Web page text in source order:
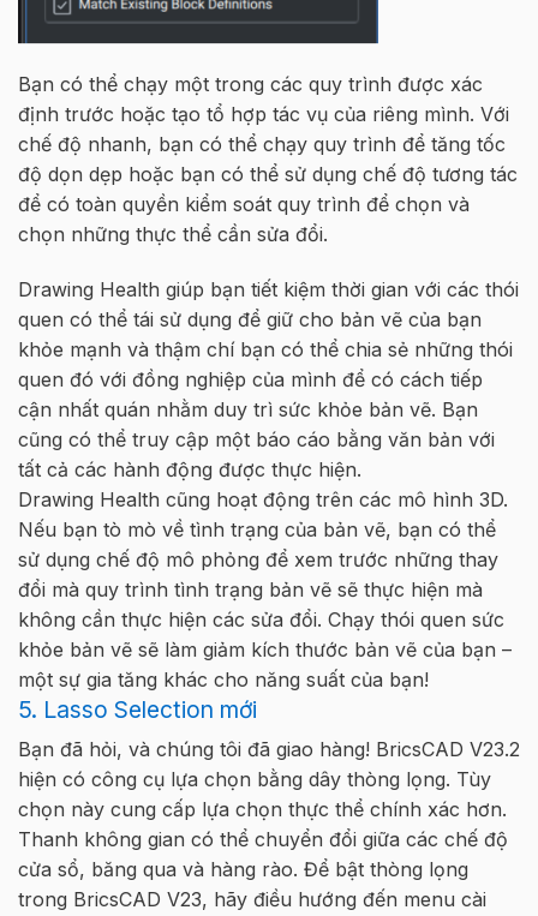
Bạn có thể chạy một trong các quy trình được xác
định trước hoặc tạo tổ hợp tác vụ của riêng mình. Với
chế độ nhanh, bạn có thể chạy quy trình để tăng tốc
độ dọn dẹp hoặc bạn có thể sử dụng chế độ tương tác
để có toàn quyền kiểm soát quy trình để chọn và
chọn những thực thể cần sửa đổi.
Drawing Health giúp bạn tiết kiệm thời gian với các thói
quen có thể tái sử dụng để giữ cho bản vẽ của bạn
khỏe mạnh và thậm chí bạn có thể chia sẻ những thói
quen đó với đồng nghiệp của mình để có cách tiếp
cận nhất quán nhằm duy trì sức khỏe bản vẽ. Bạn
cũng có thể truy cập một báo cáo bằng văn bản với
tất cả các hành động được thực hiện.
Drawing Health cũng hoạt động trên các mô hình 3D.
Nếu bạn tò mò về tình trạng của bản vẽ, bạn có thể
sử dụng chế độ mô phỏng để xem trước những thay
đổi mà quy trình tình trạng bản vẽ sẽ thực hiện mà
không cần thực hiện các sửa đổi. Chạy thói quen sức
khỏe bản vẽ sẽ làm giảm kích thước bản vẽ của bạn –
một sự gia tăng khác cho năng suất của bạn!
5. Lasso Selection mới
Bạn đã hỏi, và chúng tôi đã giao hàng! BricsCAD V23.2
hiện có công cụ lựa chọn bằng dây thòng lọng. Tùy
chọn này cung cấp lựa chọn thực thể chính xác hơn.
Thanh không gian có thể chuyển đổi giữa các chế độ
cửa sổ, băng qua và hàng rào. Để bật thòng lọng
trong BricsCAD V23, hãy điều hướng đến menu cài